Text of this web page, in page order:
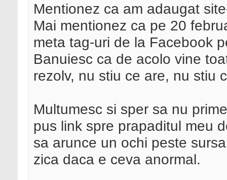
Mentionez ca am adaugat
Mai mentionez ca pe 20
meta tag-uri de la Facebook
Banuiesc ca de acolo vine
rezolv, nu stiu ce are, nu stiu
Multumesc si sper sa nu
pus link spre prapaditul meu
sa arunce un ochi peste
zica daca e ceva anormal.